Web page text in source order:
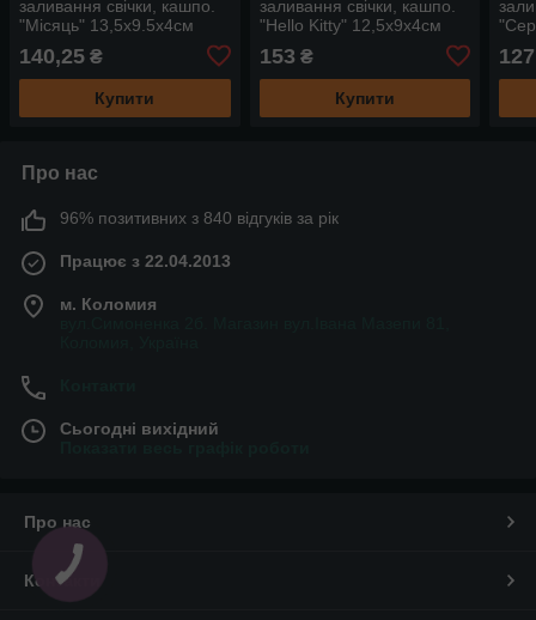
заливання свічки, кашпо.
"Місяць" 13,5х9.5x4см
140,25 ₴
Купити
заливання свічки, кашпо.
"Hello Kitty" 12,5х9х4см
153 ₴
Купити
Про нас
96% позитивних з 840 відгуків за рік
Працює з 22.04.2013
м. Коломия
Сьогодні вихідний
Про нас
Контакти